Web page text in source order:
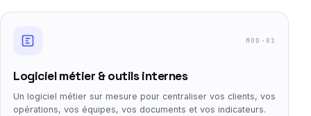
MOD·01
Logiciel métier & outils internes
Un logiciel métier sur mesure pour centraliser vos clients, vos
opérations, vos équipes, vos documents et vos indicateurs.